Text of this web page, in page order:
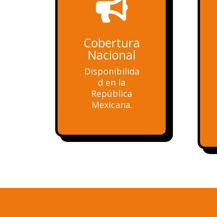

Cobertura
Nacional
Disponibilida
d en la
República
Mexicana.